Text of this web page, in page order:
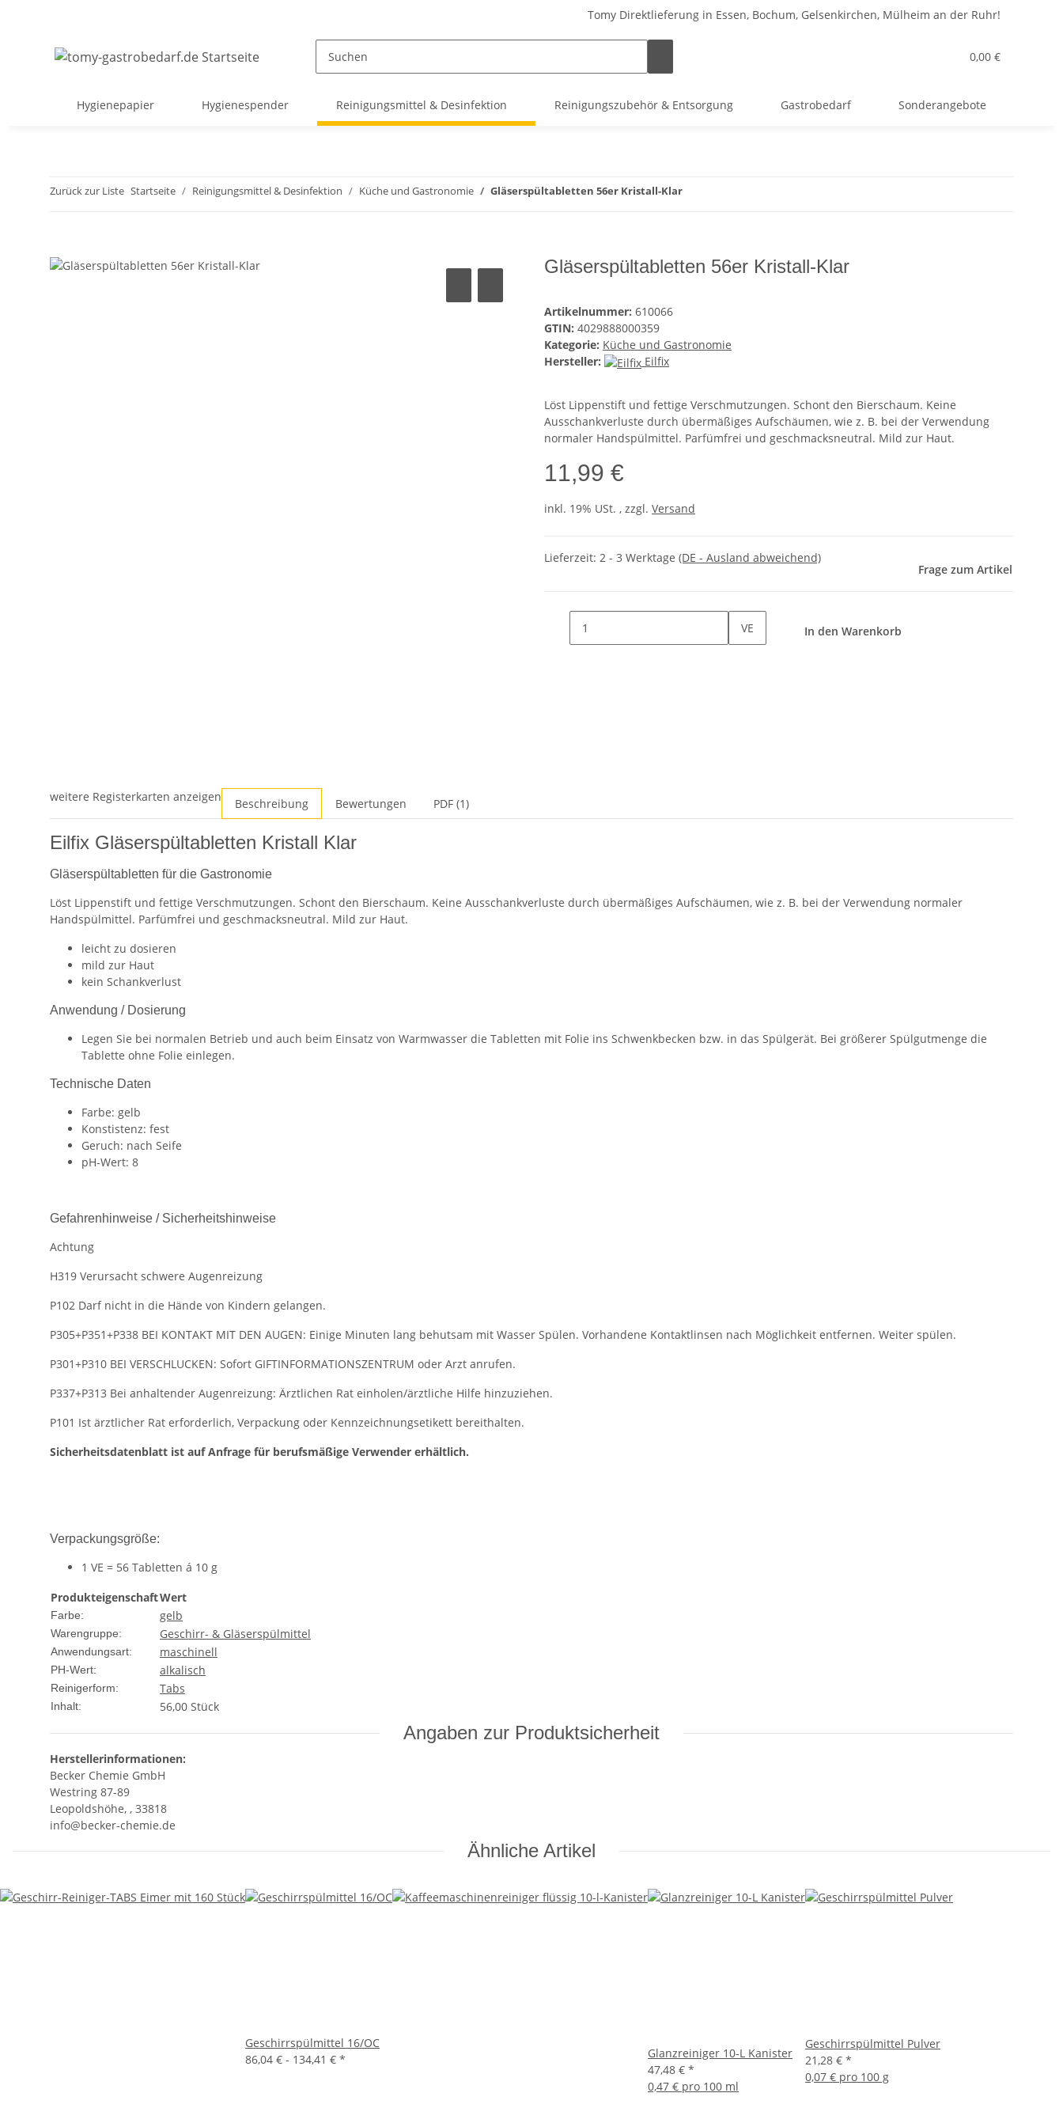
Tomy Direktlieferung in Essen, Bochum, Gelsenkirchen, Mülheim an der Ruhr!
0,00 €
Hygienepapier Hygienespender Reinigungsmittel & Desinfektion Reinigungszubehör & Entsorgung Gastrobedarf Sonderangebote
Zurück zur Liste Startseite Reinigungsmittel & Desinfektion Küche und Gastronomie Gläserspültabletten 56er Kristall-Klar
Gläserspültabletten 56er Kristall-Klar
Artikelnummer: 610066
GTIN: 4029888000359
Kategorie: Küche und Gastronomie
Hersteller:
Eilfix
Löst Lippenstift und fettige Verschmutzungen. Schont den Bierschaum. Keine
Ausschankverluste durch übermäßiges Aufschäumen, wie z. B. bei der Verwendung
normaler Handspülmittel. Parfümfrei und geschmacksneutral. Mild zur Haut.
11,99 €
inkl. 19% USt. , zzgl. Versand
Lieferzeit: 2 - 3 Werktage (DE - Ausland abweichend)
Frage zum Artikel
VE In den Warenkorb
weitere Registerkarten anzeigen Beschreibung Bewertungen PDF (1)
Eilfix Gläserspültabletten Kristall Klar
Gläserspültabletten für die Gastronomie
Löst Lippenstift und fettige Verschmutzungen. Schont den Bierschaum. Keine Ausschankverluste durch übermäßiges Aufschäumen, wie z. B. bei der Verwendung normaler
Handspülmittel. Parfümfrei und geschmacksneutral. Mild zur Haut.
leicht zu dosieren
mild zur Haut
kein Schankverlust
Anwendung / Dosierung
Legen Sie bei normalen Betrieb und auch beim Einsatz von Warmwasser die Tabletten mit Folie ins Schwenkbecken bzw. in das Spülgerät. Bei größerer Spülgutmenge die
Tablette ohne Folie einlegen.
Technische Daten
Farbe: gelb
Konstistenz: fest
Geruch: nach Seife
pH-Wert: 8
Gefahrenhinweise / Sicherheitshinweise
Achtung
H319 Verursacht schwere Augenreizung
P102 Darf nicht in die Hände von Kindern gelangen.
P305+P351+P338 BEI KONTAKT MIT DEN AUGEN: Einige Minuten lang behutsam mit Wasser Spülen. Vorhandene Kontaktlinsen nach Möglichkeit entfernen. Weiter spülen.
P301+P310 BEI VERSCHLUCKEN: Sofort GIFTINFORMATIONSZENTRUM oder Arzt anrufen.
P337+P313 Bei anhaltender Augenreizung: Ärztlichen Rat einholen/ärztliche Hilfe hinzuziehen.
P101 Ist ärztlicher Rat erforderlich, Verpackung oder Kennzeichnungsetikett bereithalten.
Sicherheitsdatenblatt ist auf Anfrage für berufsmäßige Verwender erhältlich.
Verpackungsgröße:
1 VE = 56 Tabletten á 10 g
ProdukteigenschaftWert
Farbe: gelb
Warengruppe: Geschirr- & Gläserspülmittel
Anwendungsart: maschinell
PH-Wert: alkalisch
Reinigerform: Tabs
Inhalt: 56,00 Stück
Angaben zur Produktsicherheit
Herstellerinformationen:
Becker Chemie GmbH
Westring 87-89
Leopoldshöhe, , 33818
info@becker-chemie.de
Ähnliche Artikel
Geschirrspülmittel 16/OC
86,04 € - 134,41 € *
Glanzreiniger 10-L Kanister
47,48 € *
0,47 € pro 100 ml
Geschirrspülmittel Pulver
21,28 € *
0,07 € pro 100 g